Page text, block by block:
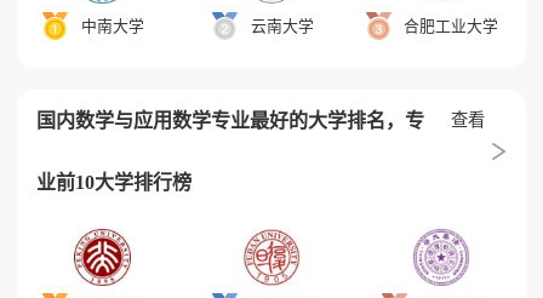
中南大学 云南大学 合肥工业大学
国内数学与应用数学专业最好的大学排名，专
业前10大学排行榜
查看